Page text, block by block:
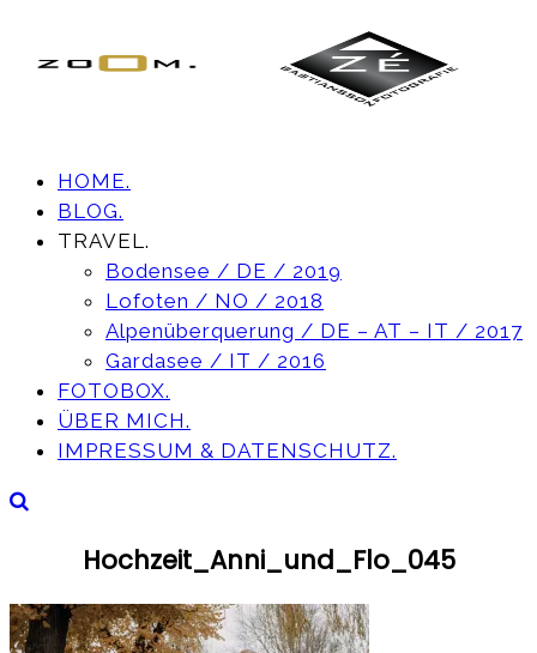
HOME.
BLOG.
TRAVEL.
Bodensee / DE / 2019
Lofoten / NO / 2018
Alpenüberquerung / DE – AT – IT / 2017
Gardasee / IT / 2016
FOTOBOX.
ÜBER MICH.
IMPRESSUM & DATENSCHUTZ.
Hochzeit_Anni_und_Flo_045